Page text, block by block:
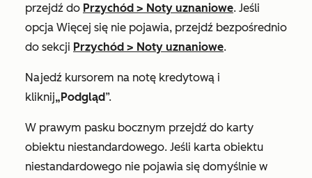
przejdź do Przychód > Noty uznaniowe. Jeśli
opcja Więcej się nie pojawia, przejdź bezpośrednio
do sekcji Przychód > Noty uznaniowe.
Najedź kursorem na notę kredytową i
kliknij„Podgląd”.
W prawym pasku bocznym przejdź do karty
obiektu niestandardowego. Jeśli karta obiektu
niestandardowego nie pojawia się domyślnie w